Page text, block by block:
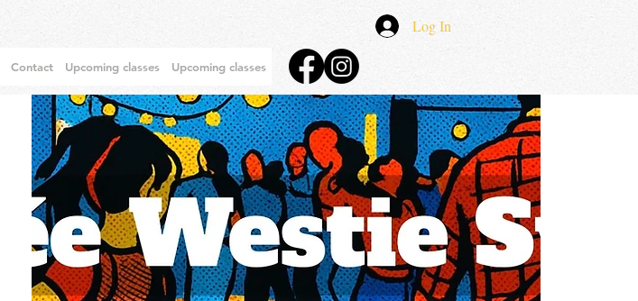
Log In
Contact Upcoming classes Upcoming classes